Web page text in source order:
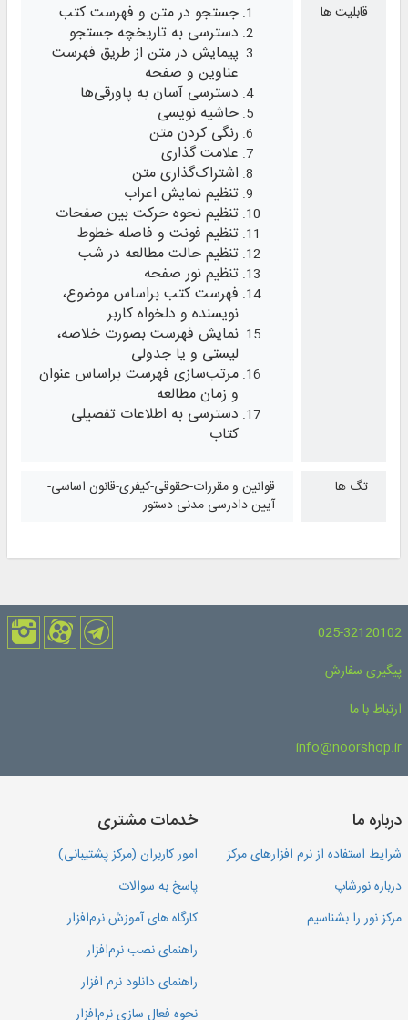
قابلیت ها
جستجو در متن و فهرست کتب
دسترسی به تاریخچه جستجو
پیمایش در متن از طریق فهرست
عناوین و صفحه
دسترسی آسان به پاورقی‌ها
حاشیه نویسی
رنگی کردن متن
علامت گذاری
اشتراک‌گذاری متن
تنظیم نمایش اعراب
تنظیم نحوه حرکت بین صفحات
تنظیم فونت و فاصله خطوط
تنظیم حالت مطالعه در شب
تنظیم نور صفحه
فهرست کتب براساس موضوع،
نویسنده و دلخواه کاربر
نمایش فهرست بصورت خلاصه،
لیستی و یا جدولی
مرتب‌سازی فهرست براساس عنوان
و زمان مطالعه
دسترسی به اطلاعات تفصیلی
کتاب
تگ ها
قوانین و مقررات-حقوقی-کیفری-قانون اساسی-
آیین دادرسی-مدنی-دستور-
025-32120102
پیگیری سفارش
ارتباط با ما
info@noorshop.ir
درباره ما
شرایط استفاده از نرم افزارهای مرکز
درباره نورشاپ
مرکز نور را بشناسیم
خدمات مشتری
امور کاربران (مرکز پشتیبانی)
پاسخ به سوالات
کارگاه های آموزش نرم‌افزار
راهنمای نصب نرم‌افزار
راهنمای دانلود نرم افزار
نحوه فعال سازی نرم‌افزار